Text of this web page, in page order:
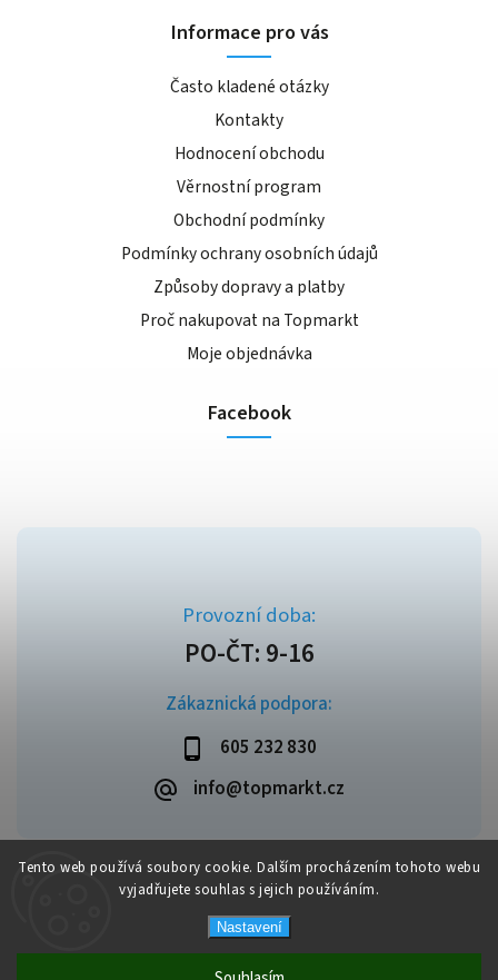
Tento web používá soubory cookie. Dalším procházením tohoto webu
vyjadřujete souhlas s jejich používáním.
Nastavení
Zákaznická podpora:
605 232 830
info@topmarkt.cz
Informace pro vás
Často kladené otázky
Kontakty
Hodnocení obchodu
Věrnostní program
Obchodní podmínky
Podmínky ochrany osobních údajů
Způsoby dopravy a platby
Proč nakupovat na Topmarkt
Moje objednávka
Facebook
Copyright 2026 Topmarkt.cz. Všechna práva vyhrazena.
VytvořilShoptet| Design